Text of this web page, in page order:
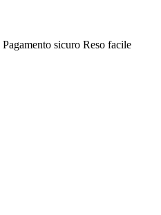
Pagamento sicuro Reso facile